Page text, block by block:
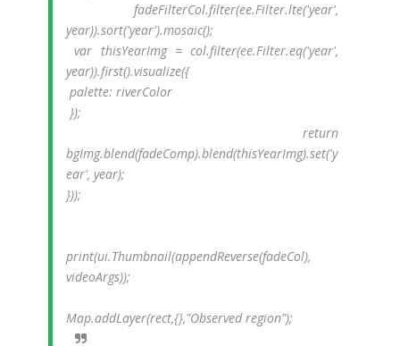
fadeFilterCol.filter(ee.Filter.lte('year',
year)).sort('year').mosaic();
var thisYearImg = col.filter(ee.Filter.eq('year',
year)).first().visualize({
palette: riverColor
});
return
bgImg.blend(fadeComp).blend(thisYearImg).set('y
ear', year);
}));
print(ui.Thumbnail(appendReverse(fadeCol),
videoArgs));
Map.addLayer(rect,{},"Observed region");